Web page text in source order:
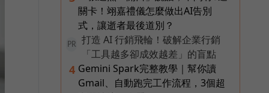
關卡！翊嘉禮儀怎麼做出AI告別
式，讓逝者最後道別？
PR
打造 AI 行銷飛輪！破解企業行銷
「工具越多卻成效越差」的盲點
4 Gemini Spark完整教學｜幫你讀
Gmail、自動跑完工作流程，3個超